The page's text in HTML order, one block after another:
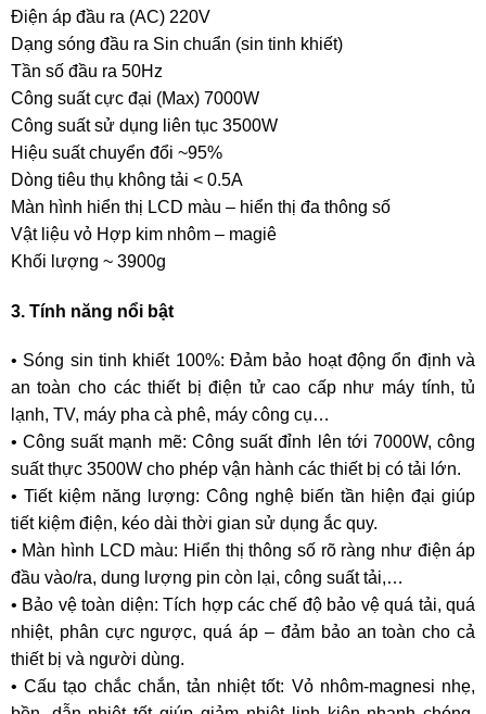
Điện áp đầu ra (AC) 220V
Dạng sóng đầu ra Sin chuẩn (sin tinh khiết)
Tần số đầu ra 50Hz
Công suất cực đại (Max) 7000W
Công suất sử dụng liên tục 3500W
Hiệu suất chuyển đổi ~95%
Dòng tiêu thụ không tải < 0.5A
Màn hình hiển thị LCD màu – hiển thị đa thông số
Vật liệu vỏ Hợp kim nhôm – magiê
Khối lượng ~ 3900g
3. Tính năng nổi bật
• Sóng sin tinh khiết 100%: Đảm bảo hoạt động ổn định và
an toàn cho các thiết bị điện tử cao cấp như máy tính, tủ
lạnh, TV, máy pha cà phê, máy công cụ…
• Công suất mạnh mẽ: Công suất đỉnh lên tới 7000W, công
suất thực 3500W cho phép vận hành các thiết bị có tải lớn.
• Tiết kiệm năng lượng: Công nghệ biến tần hiện đại giúp
tiết kiệm điện, kéo dài thời gian sử dụng ắc quy.
• Màn hình LCD màu: Hiển thị thông số rõ ràng như điện áp
đầu vào/ra, dung lượng pin còn lại, công suất tải,…
• Bảo vệ toàn diện: Tích hợp các chế độ bảo vệ quá tải, quá
nhiệt, phân cực ngược, quá áp – đảm bảo an toàn cho cả
thiết bị và người dùng.
• Cấu tạo chắc chắn, tản nhiệt tốt: Vỏ nhôm-magnesi nhẹ,